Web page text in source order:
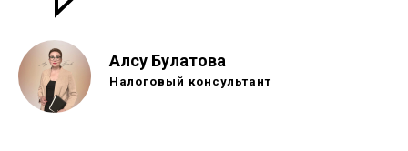
Алсу Булатова
Налоговый консультант